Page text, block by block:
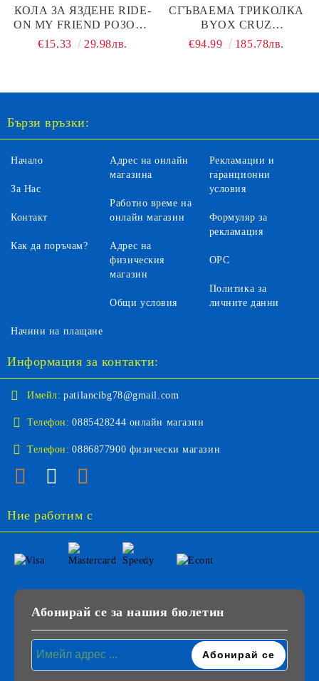
КОЛА ЗА ЯЗДЕНЕ RIDE-
ON MY FRIEND РОЗОВА
LORELLI
€15.33 29.98лв.
СГЪВАЕМА ТРИКОЛКА
BYOX CRUZ
ТЪМНОСИВ
€94.99 185.78лв.
Бързи връзки:
Начало
За Нас
Контакт
Как да поръчам?
Адрес на онлайн
магазина
Работно време на
онлайн магазин
Адрес на
физическия
магазин
Общи условия
Рекламации и
гаранционни
условия
Формуляр за
рекламация
ОРС
Политика за
личните данни
Начини на плащане
Информация за контакти:
Имейл: patilancibg78@gmail.com
Телефон: 0885428244 онлайн магазин
Телефон: 0886877900 физически магазин
Ние работим с
Абонирай се за нашия бюлетин